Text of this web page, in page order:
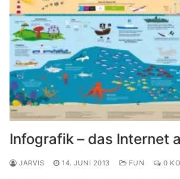
Infografik – das Internet
JARVIS 14. JUNI 2013 FUN 0